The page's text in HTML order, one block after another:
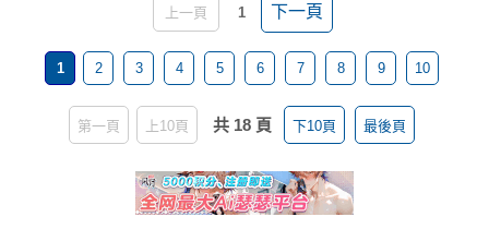
上一頁 1 下一頁
1 2 3 4 5 6 7 8 9 10
第一頁 上10頁 共 18 頁 下10頁 最後頁